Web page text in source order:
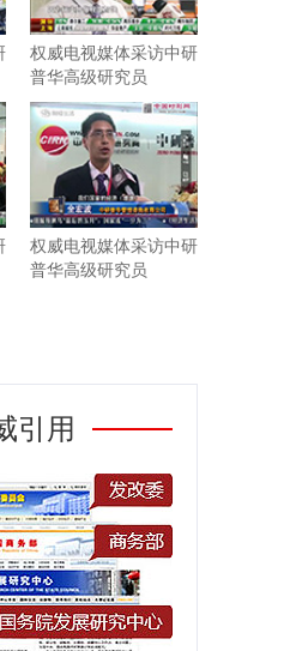
权威电视媒体采访中研
普华高级研究员
权威电视媒体采访中研
普华高级研究员
引用